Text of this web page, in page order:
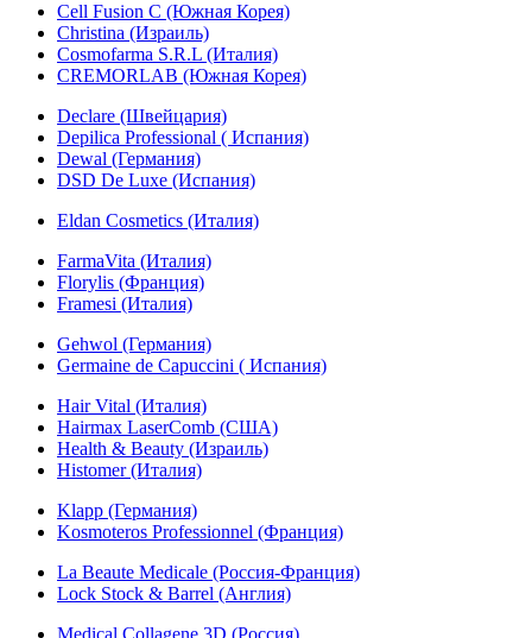
Cell Fusion C (Южная Корея)
Christina (Израиль)
Cosmofarma S.R.L (Италия)
CREMORLAB (Южная Корея)
Declare (Швейцария)
Depilica Professional ( Испания)
Dewal (Германия)
DSD De Luxe (Испания)
Eldan Cosmetics (Италия)
FarmaVita (Италия)
Florylis (Франция)
Framesi (Италия)
Gehwol (Германия)
Germaine de Capuccini ( Испания)
Hair Vital (Италия)
Hairmax LaserComb (США)
Health & Beauty (Израиль)
Histomer (Италия)
Klapp (Германия)
Kosmoteros Professionnel (Франция)
La Beaute Medicale (Россия-Франция)
Lock Stock & Barrel (Англия)
Medical Collagene 3D (Россия)